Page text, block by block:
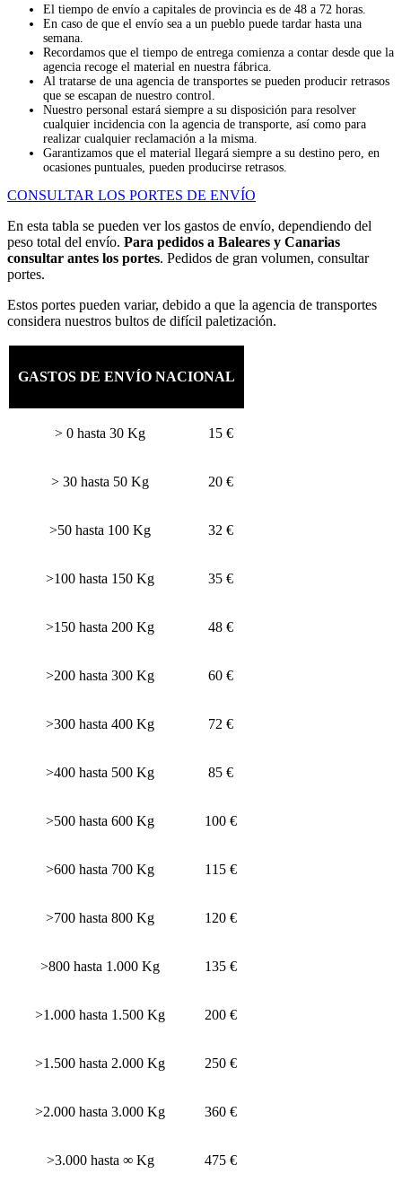
El tiempo de envío a capitales de provincia es de 48 a 72 horas.
En caso de que el envío sea a un pueblo puede tardar hasta una
semana.
Recordamos que el tiempo de entrega comienza a contar desde que la
agencia recoge el material en nuestra fábrica.
Al tratarse de una agencia de transportes se pueden producir retrasos
que se escapan de nuestro control.
Nuestro personal estará siempre a su disposición para resolver
cualquier incidencia con la agencia de transporte, así como para
realizar cualquier reclamación a la misma.
Garantizamos que el material llegará siempre a su destino pero, en
ocasiones puntuales, pueden producirse retrasos.
CONSULTAR LOS PORTES DE ENVÍO
En esta tabla se pueden ver los gastos de envío, dependiendo del
peso total del envío. Para pedidos a Baleares y Canarias
consultar antes los portes. Pedidos de gran volumen, consultar
portes.
Estos portes pueden variar, debido a que la agencia de transportes
considera nuestros bultos de difícil paletización.
GASTOS DE ENVÍO NACIONAL
> 0 hasta 30 Kg 15 €
> 30 hasta 50 Kg 20 €
>50 hasta 100 Kg 32 €
>100 hasta 150 Kg 35 €
>150 hasta 200 Kg 48 €
>200 hasta 300 Kg 60 €
>300 hasta 400 Kg 72 €
>400 hasta 500 Kg 85 €
>500 hasta 600 Kg 100 €
>600 hasta 700 Kg 115 €
>700 hasta 800 Kg 120 €
>800 hasta 1.000 Kg 135 €
>1.000 hasta 1.500 Kg 200 €
>1.500 hasta 2.000 Kg 250 €
>2.000 hasta 3.000 Kg 360 €
>3.000 hasta ∞ Kg 475 €